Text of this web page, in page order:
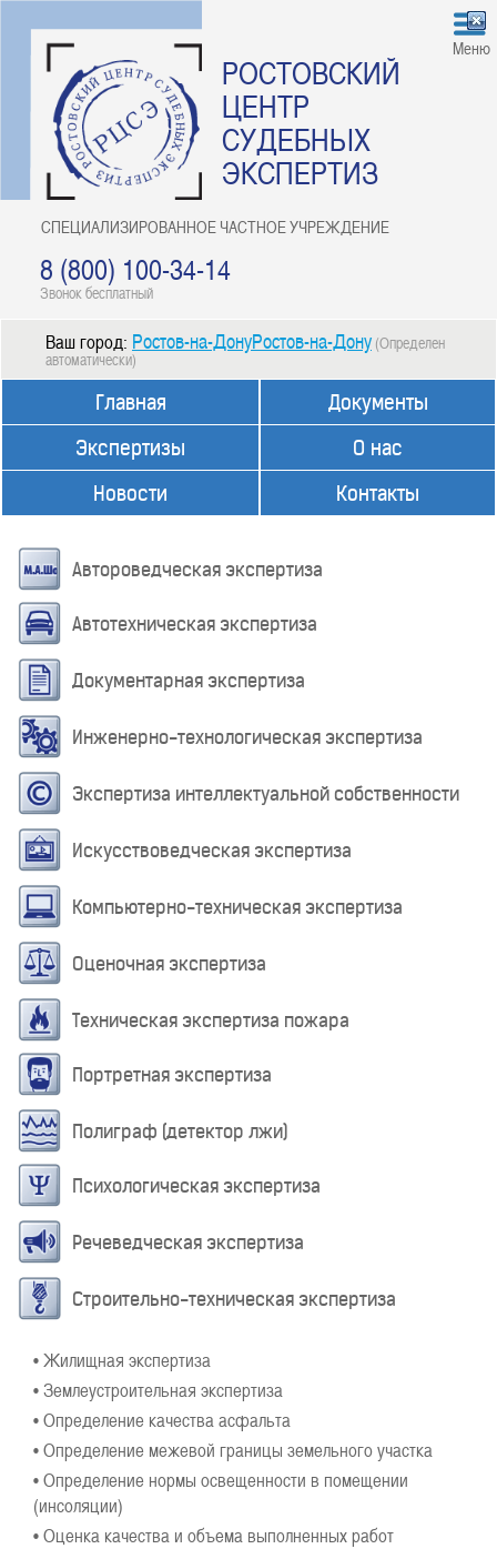
РОСТОВСКИЙ
ЦЕНТР
СУДЕБНЫХ
ЭКСПЕРТИЗ
СПЕЦИАЛИЗИРОВАННОЕ ЧАСТНОЕ УЧРЕЖДЕНИЕ
8 (800) 100-34-14
Звонок бесплатный
Меню
Ваш город: Ростов-на-ДонуРостов-на-Дону (Определен
автоматически)
Главная
Экспертизы
Новости
Документы
О нас
Контакты
Автороведческая экспертиза
Автотехническая экспертиза
Документарная экспертиза
Инженерно-технологическая экспертиза
Экспертиза интеллектуальной собственности
Искусствоведческая экспертиза
Компьютерно-техническая экспертиза
Оценочная экспертиза
Техническая экспертиза пожара
Портретная экспертиза
Полиграф (детектор лжи)
Психологическая экспертиза
Речеведческая экспертиза
Строительно-техническая экспертиза
• Жилищная экспертиза
• Землеустроительная экспертиза
• Определение качества асфальта
• Определение межевой границы земельного участка
• Определение нормы освещенности в помещении
(инсоляции)
• Оценка качества и объема выполненных работ